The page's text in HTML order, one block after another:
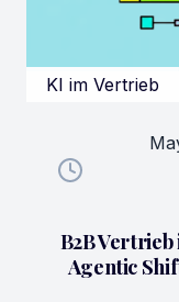
KI im Vertrieb
B2B
Agentic